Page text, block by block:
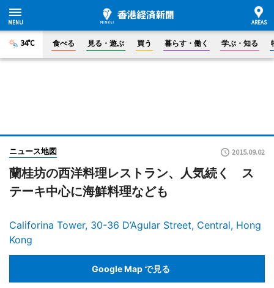
34°C 食べる 見る・遊ぶ 買う 暮らす・働く 学ぶ・知る
ニュース地図 2015.09.02
蘭桂坊の西洋料理レストラン、人気続く ス
テーキ中心に海鮮料理なども
Califorina Tower, 30-36 D’Agular Street, Central, Hong
Kong
Google Map で見る